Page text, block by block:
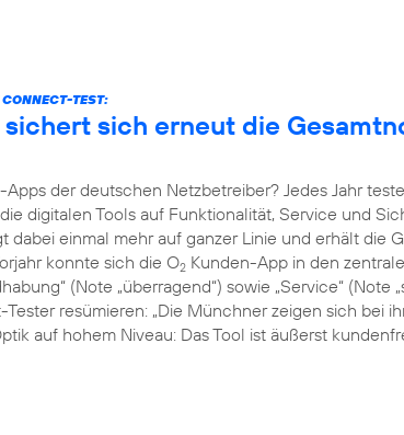
TEST:
sichert sich erneut die
der deutschen Netzbetreiber? Jedes Jahr
digitalen Tools auf Funktionalität, Service und
dabei einmal mehr auf ganzer Linie und erhält die
konnte sich die O2 Kunden-App in den
(Note „überragend“) sowie „Service“ (Note
resümieren: „Die Münchner zeigen sich bei
auf hohem Niveau: Das Tool ist äußerst